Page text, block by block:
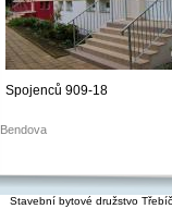
Spojenců 909-18
Bendova
Stavební bytové družstvo